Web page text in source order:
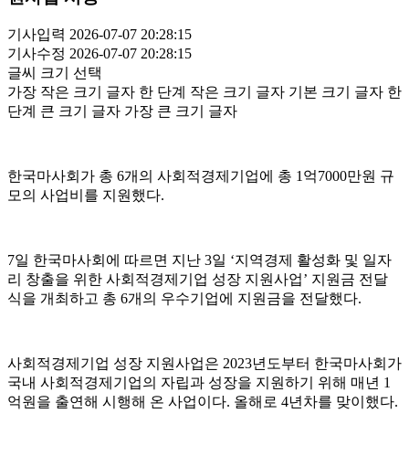
기사입력 2026-07-07 20:28:15
기사수정 2026-07-07 20:28:15
글씨 크기 선택
가장 작은 크기 글자 한 단계 작은 크기 글자 기본 크기 글자 한
단계 큰 크기 글자 가장 큰 크기 글자
한국마사회가 총 6개의 사회적경제기업에 총 1억7000만원 규
모의 사업비를 지원했다.
7일 한국마사회에 따르면 지난 3일 ‘지역경제 활성화 및 일자
리 창출을 위한 사회적경제기업 성장 지원사업’ 지원금 전달
식을 개최하고 총 6개의 우수기업에 지원금을 전달했다.
사회적경제기업 성장 지원사업은 2023년도부터 한국마사회가
국내 사회적경제기업의 자립과 성장을 지원하기 위해 매년 1
억원을 출연해 시행해 온 사업이다. 올해로 4년차를 맞이했다.